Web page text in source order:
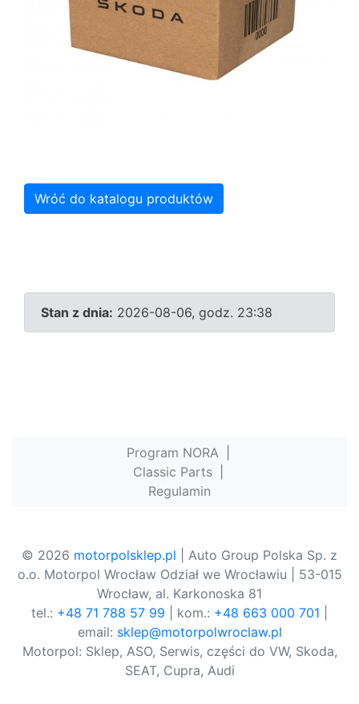
Wróć do katalogu produktów
Stan z dnia: 2026-08-06, godz. 23:38
Program NORA
Classic Parts
Regulamin
© 2026 motorpolsklep.pl | Auto Group Polska Sp. z
o.o. Motorpol Wrocław Odział we Wrocławiu | 53-015
Wrocław, al. Karkonoska 81
tel.: +48 71 788 57 99 | kom.: +48 663 000 701
email: sklep@motorpolwroclaw.pl
Motorpol: Sklep, ASO, Serwis, części do VW, Skoda,
SEAT, Cupra, Audi